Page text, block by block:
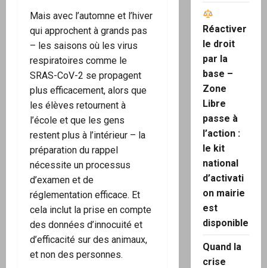
Mais avec l’automne et l’hiver
qui approchent à grands pas
– les saisons où les virus
respiratoires comme le
SRAS-CoV-2 se propagent
plus efficacement, alors que
les élèves retournent à
l’école et que les gens
restent plus à l’intérieur – la
préparation du rappel
nécessite un processus
d’examen et de
réglementation efficace. Et
cela inclut la prise en compte
des données d’innocuité et
d’efficacité sur des animaux,
et non des personnes.
Réactiver
le droit
par la
base –
Zone
Libre
passe à
l’action :
le kit
national
d’activati
on mairie
est
disponible
Quand la
crise